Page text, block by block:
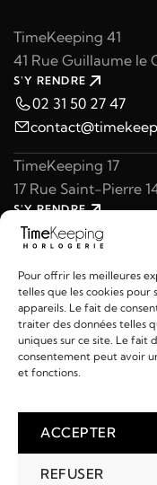
Pour offrir les meilleures
telles que les cookies pour
appareils. Le fait de
traiter des données telles
uniques sur ce site. Le fait
consentement peut avoir
et fonctions.
ACCEPTER
REFUSER
TimeKeeping 41
41 Rue Guillaume le
S'Y RENDRE
02 31 50 27 47
TimeKeeping 17
17 Rue Saint-Pierre
S'Y RENDRE
02 31 47 49 97
Liens utiles
2026 © TIMEKEEPING -